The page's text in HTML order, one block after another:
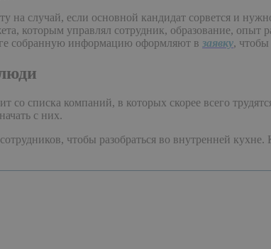
на случай, если основной кандидат сорвется и
которым управлял сотрудник, образование, опыт
собранную информацию оформляют в заявку, чтобы
со списка компаний, в которых скорее всего
с них.
чтобы разобраться во внутренней